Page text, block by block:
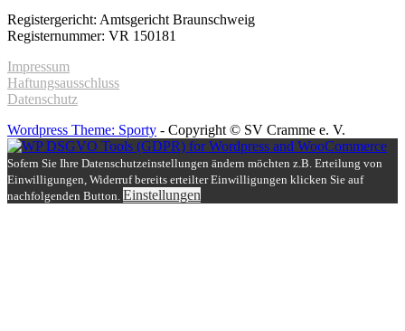
Registergericht: Amtsgericht Braunschweig
Registernummer: VR 150181
Impressum
Haftungsausschluss
Datenschutz
Wordpress Theme: Sporty - Copyright © SV Cramme e. V.
Sofern Sie Ihre Datenschutzeinstellungen ändern möchten z.B. Erteilung von
Einwilligungen, Widerruf bereits erteilter Einwilligungen klicken Sie auf
nachfolgenden Button. Einstellungen